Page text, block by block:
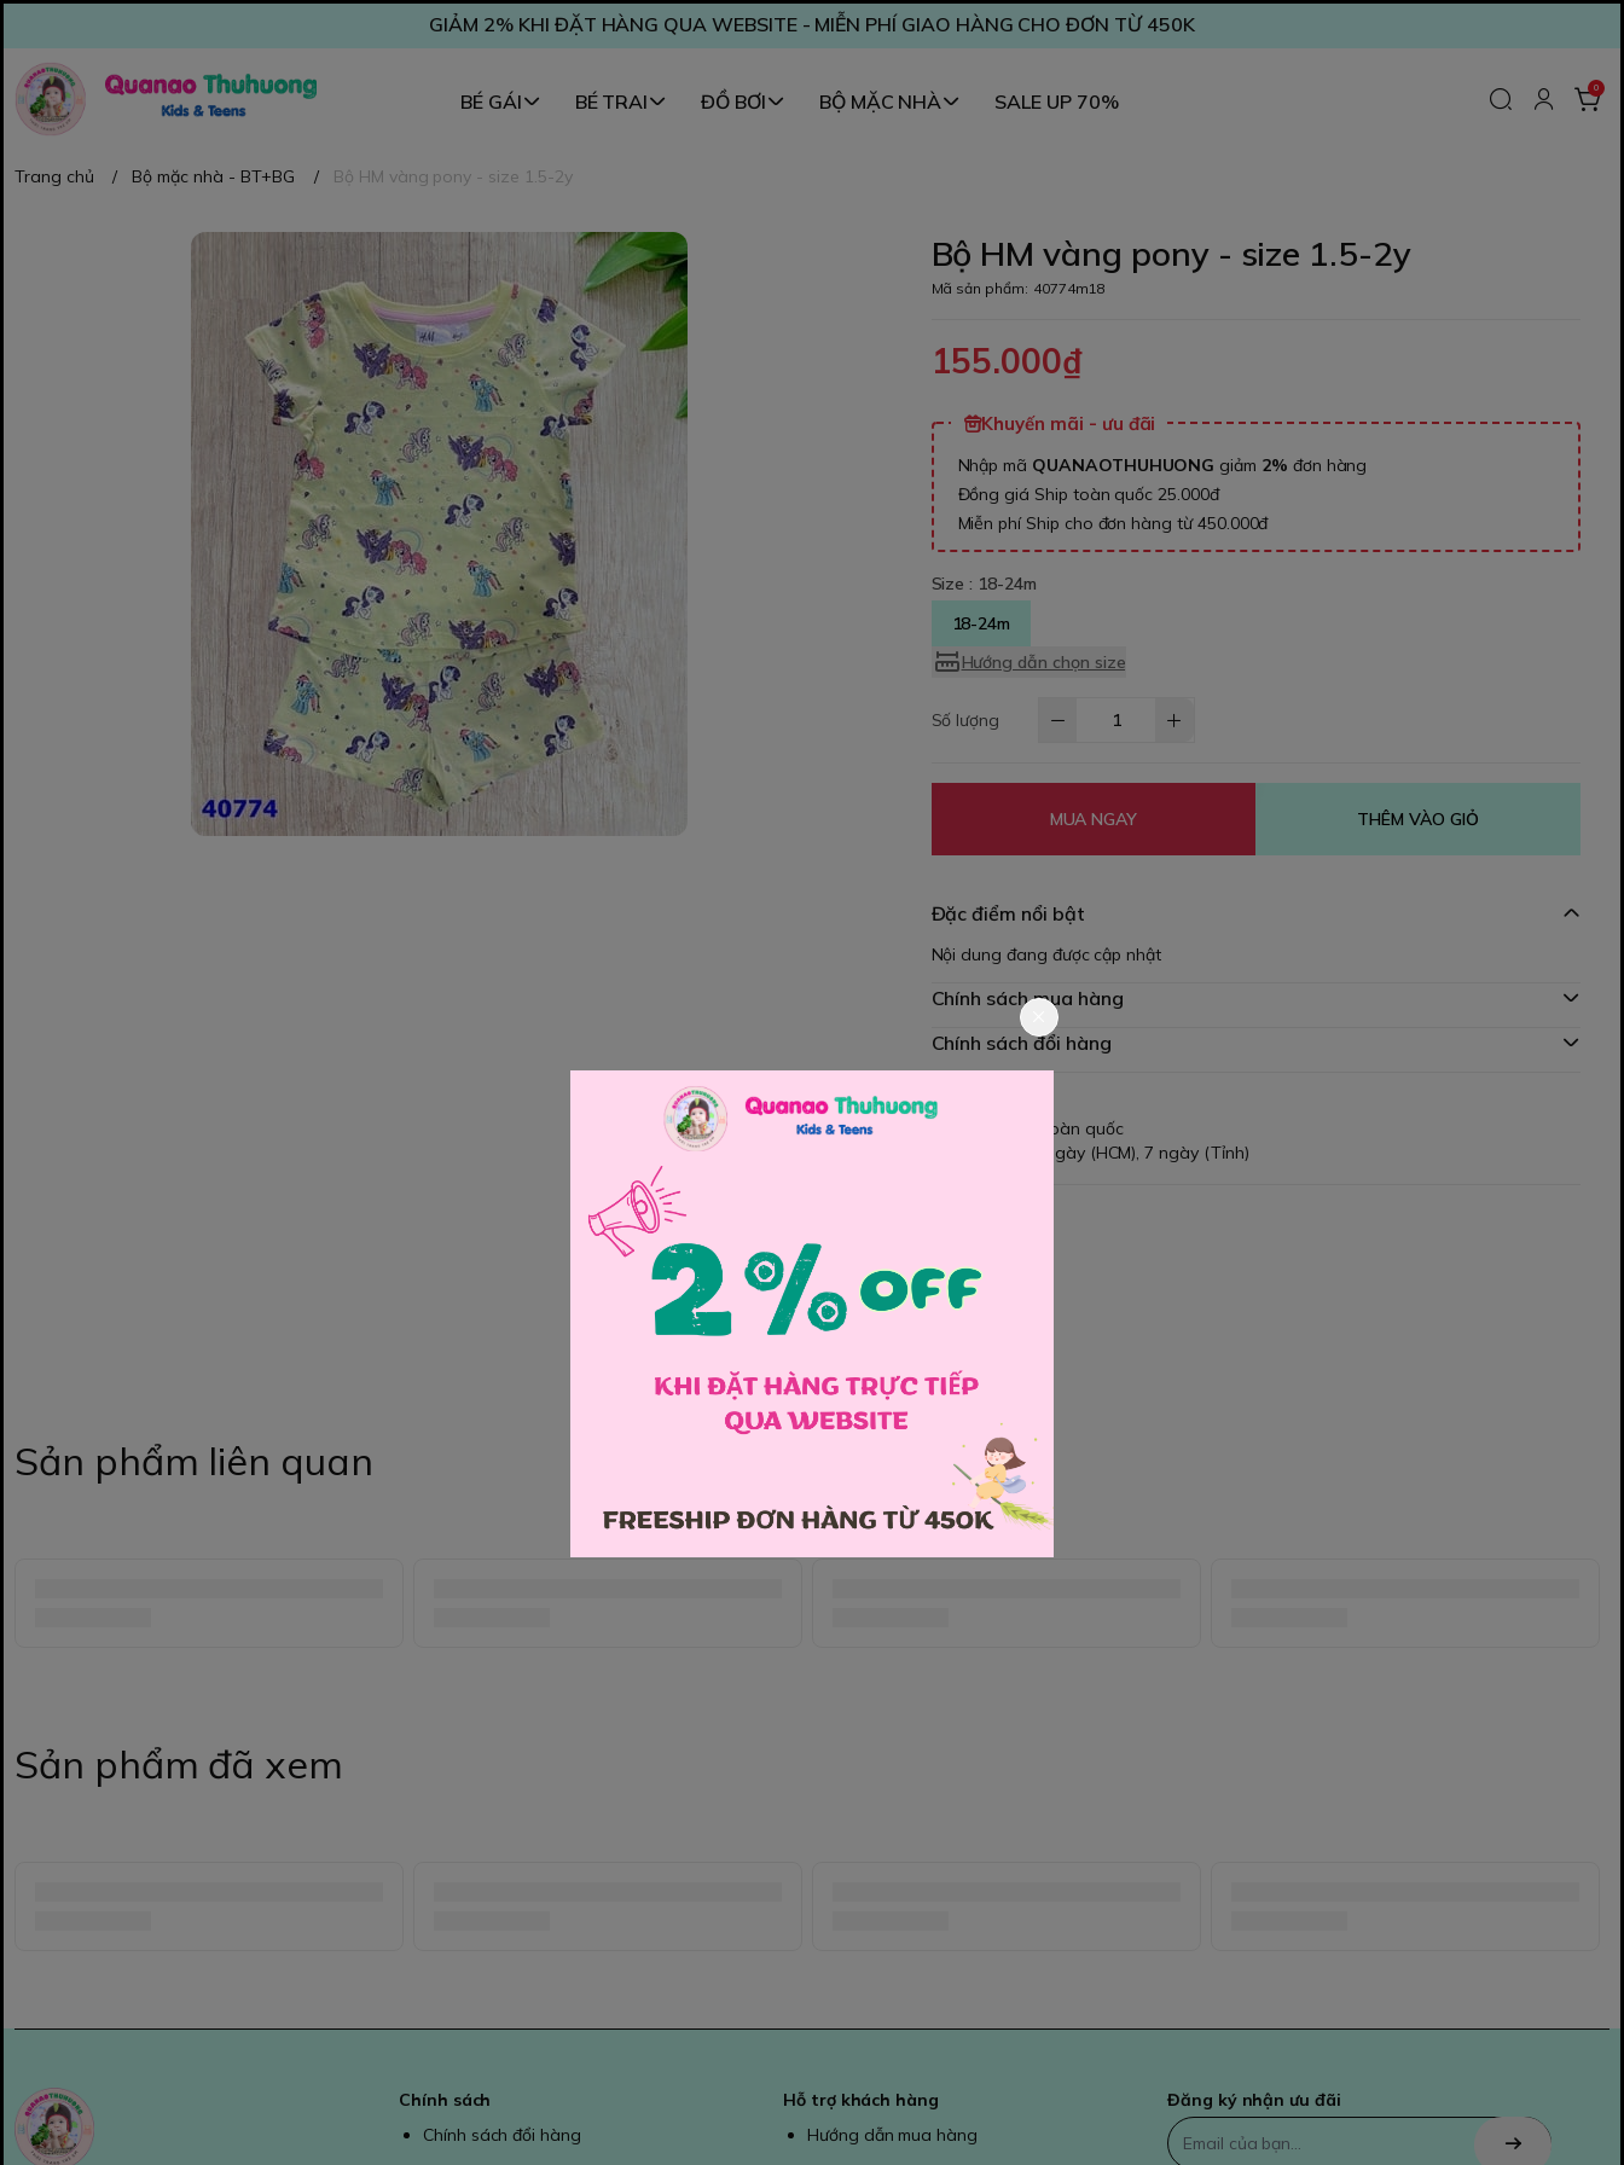
GIẢM 2% KHI ĐẶT HÀNG QUA WEBSITE - MIỄN PHÍ GIAO HÀNG CHO ĐƠN TỪ 450K
BÉ GÁI BÉ TRAI ĐỒ BƠI BỘ MẶC NHÀ SALE UP 70%
0
Trang chủ / Bộ mặc nhà - BT+BG / Bộ HM vàng pony - size 1.5-2y
Bộ HM vàng pony - size 1.5-2y
Mã sản phẩm: 40774m18
155.000₫
Khuyến mãi - ưu đãi
Nhập mã QUANAOTHUHUONG giảm 2% đơn hàng
Đồng giá Ship toàn quốc 25.000đ
Miễn phí Ship cho đơn hàng từ 450.000đ
Size : 18-24m
18-24m
Hướng dẫn chọn size
Số lượng
MUA NGAY THÊM VÀO GIỎ
Đặc điểm nổi bật
Nội dung đang được cập nhật
Chính sách mua hàng
Chính sách đổi hàng
Giao hàng toàn quốc
Đổi hàng 3 ngày (HCM), 7 ngày (Tỉnh)
Sản phẩm liên quan
Sản phẩm đã xem
Chính sách
Chính sách đổi hàng
Hỗ trợ khách hàng
Hướng dẫn mua hàng
Đăng ký nhận ưu đãi